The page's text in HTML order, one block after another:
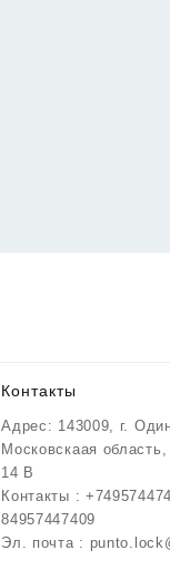
Контакты
Адрес: 143009, г.
Московскаая
14 В
Контакты :
84957447409
Эл. почта :